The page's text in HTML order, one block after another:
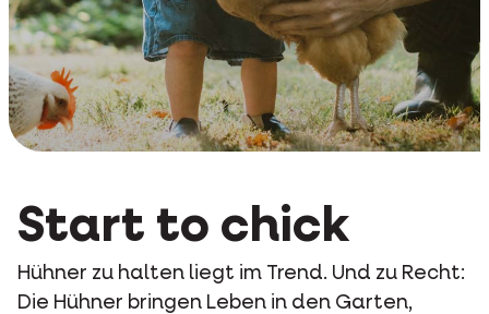
Start to chick
Hühner zu halten liegt im Trend. Und zu Recht:
Die Hühner bringen Leben in den Garten,